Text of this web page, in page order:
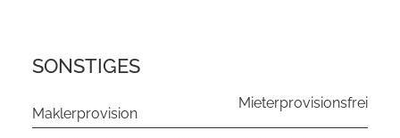
SONSTIGES
Maklerprovision
Mieterprovisionsfrei